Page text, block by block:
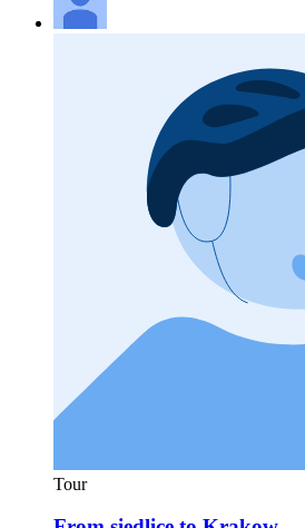
Tour